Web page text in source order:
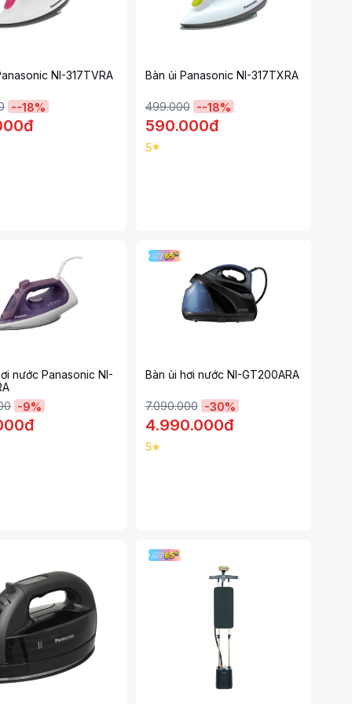
NI-317TVRA
--18%
Bàn ủi Panasonic NI-317TXRA
499.000 --18%
590.000đ
5
nước Panasonic NI-
-9%
Bàn ủi hơi nước NI-GT200ARA
7.090.000 -30%
4.990.000đ
5